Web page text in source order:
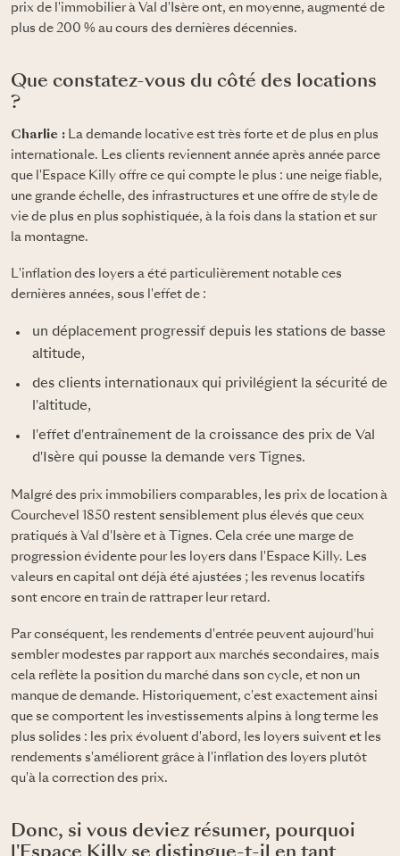
prix de l'immobilier à Val d'Isère ont, en moyenne, augmenté de
plus de 200 % au cours des dernières décennies.
Que constatez-vous du côté des locations
?
Charlie : La demande locative est très forte et de plus en plus
internationale. Les clients reviennent année après année parce
que l'Espace Killy offre ce qui compte le plus : une neige fiable,
une grande échelle, des infrastructures et une offre de style de
vie de plus en plus sophistiquée, à la fois dans la station et sur
la montagne.
L'inflation des loyers a été particulièrement notable ces
dernières années, sous l'effet de :
un déplacement progressif depuis les stations de basse
altitude,
des clients internationaux qui privilégient la sécurité de
l'altitude,
l'effet d'entraînement de la croissance des prix de Val
d'Isère qui pousse la demande vers Tignes.
Malgré des prix immobiliers comparables, les prix de location à
Courchevel 1850 restent sensiblement plus élevés que ceux
pratiqués à Val d'Isère et à Tignes. Cela crée une marge de
progression évidente pour les loyers dans l'Espace Killy. Les
valeurs en capital ont déjà été ajustées ; les revenus locatifs
sont encore en train de rattraper leur retard.
Par conséquent, les rendements d'entrée peuvent aujourd'hui
sembler modestes par rapport aux marchés secondaires, mais
cela reflète la position du marché dans son cycle, et non un
manque de demande. Historiquement, c'est exactement ainsi
que se comportent les investissements alpins à long terme les
plus solides : les prix évoluent d'abord, les loyers suivent et les
rendements s'améliorent grâce à l'inflation des loyers plutôt
qu'à la correction des prix.
Donc, si vous deviez résumer, pourquoi